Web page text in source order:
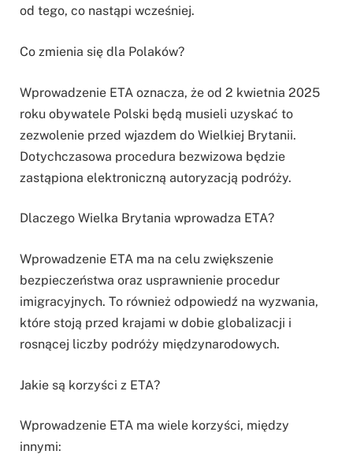
od tego, co nastąpi wcześniej.
Co zmienia się dla Polaków?
Wprowadzenie ETA oznacza, że od 2 kwietnia 2025
roku obywatele Polski będą musieli uzyskać to
zezwolenie przed wjazdem do Wielkiej Brytanii.
Dotychczasowa procedura bezwizowa będzie
zastąpiona elektroniczną autoryzacją podróży.
Dlaczego Wielka Brytania wprowadza ETA?
Wprowadzenie ETA ma na celu zwiększenie
bezpieczeństwa oraz usprawnienie procedur
imigracyjnych. To również odpowiedź na wyzwania,
które stoją przed krajami w dobie globalizacji i
rosnącej liczby podróży międzynarodowych.
Jakie są korzyści z ETA?
Wprowadzenie ETA ma wiele korzyści, między
innymi: